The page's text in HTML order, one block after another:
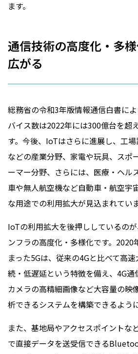
ます。
通信技術の高度化・多
広がる
総務省の令和3年版情報通信白書に
バイス数は2022年には300億台を超
す。今後、IoTはさらに進展し、工
などの産業分野、家電や玩具、スポ
ーマー分野、さらには、医療・ヘル
車や無人航空機など自動車・航空宇
な用途での利用拡大が見込まれていま
IoTの利用拡大を後押ししているの
ンフラの高度化・多様化です。2020
まった5Gは、従来の4Gと比べて高
続・低遅延という特徴を備え、4G
カメラの高精細画像など大容量の映
析できるシステムを構築できるよう
また、基地局やアクセスポイントな
で直接データを送受信できる